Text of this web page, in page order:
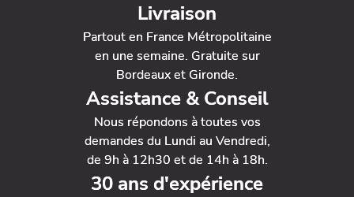
Livraison
Partout en France Métropolitaine
en une semaine. Gratuite sur
Bordeaux et Gironde.
Assistance & Conseil
Nous répondons à toutes vos
demandes du Lundi au Vendredi,
de 9h à 12h30 et de 14h à 18h.
30 ans d'expérience